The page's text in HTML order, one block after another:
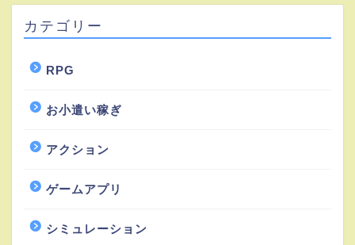
カテゴリー
RPG
お小遣い稼ぎ
アクション
ゲームアプリ
シミュレーション